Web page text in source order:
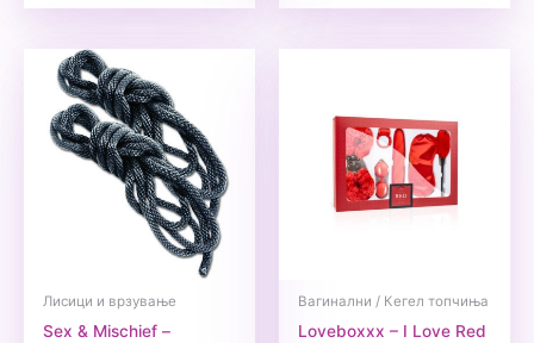
Лисици и врзување
Sex & Mischief –
Вагинални / Кегел топчиња
Loveboxxx – I Love Red